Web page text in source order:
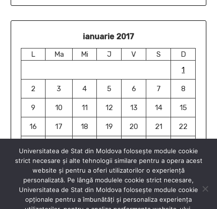
ianuarie 2017
L Ma Mi J V S
D
1
2 3 4 5 6 7 8
9 10 11 12 13 14 15
16 17 18 19 20 21 22
30
31
« ian.
ian. »
Universitatea de Stat din Moldova folosește module cookie
strict necesare și alte tehnologii similare pentru a opera acest
website și pentru a oferi utilizatorilor o experiență
personalizată. Pe lângă modulele cookie strict necesare,
Universitatea de Stat din Moldova folosește module cookie
opționale pentru a îmbunătăți și personaliza experiența